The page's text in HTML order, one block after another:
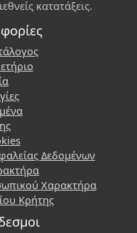
κατατάξεις.
Δεδομένων
Χαρακτήρα
Κρήτης